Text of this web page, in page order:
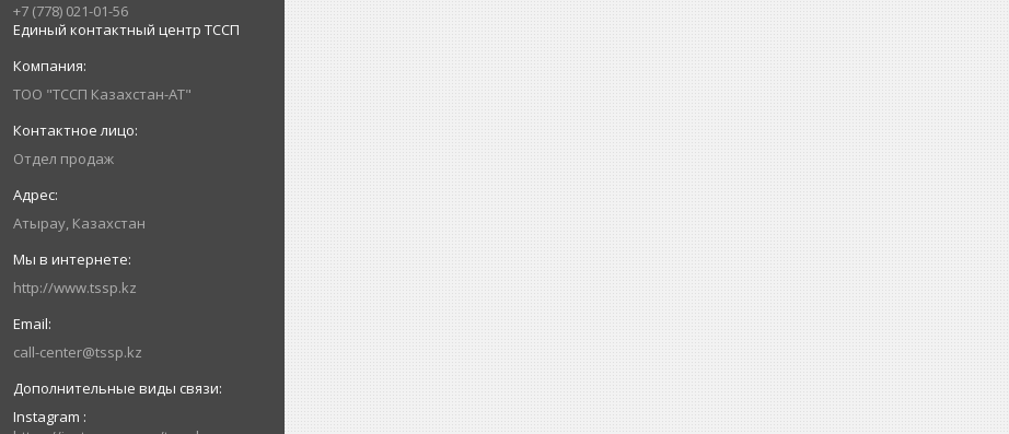
+7 (778) 021-01-56
Единый контактный центр ТССП
ТОО "ТССП Казахстан-АТ"
Отдел продаж
Атырау, Казахстан
http://www.tssp.kz
call-center@tssp.kz
Instagram